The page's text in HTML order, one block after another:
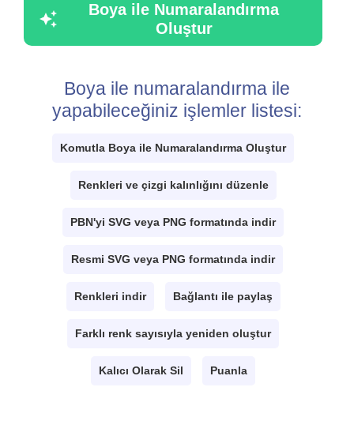
Boya ile Numaralandırma
Oluştur
Boya ile numaralandırma ile
yapabileceğiniz işlemler listesi:
Komutla Boya ile Numaralandırma Oluştur
Renkleri ve çizgi kalınlığını düzenle
PBN'yi SVG veya PNG formatında indir
Resmi SVG veya PNG formatında indir
Renkleri indir Bağlantı ile paylaş
Farklı renk sayısıyla yeniden oluştur
Kalıcı Olarak Sil Puanla